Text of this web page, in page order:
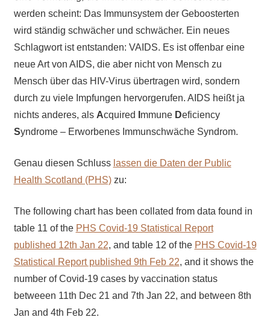
werden scheint: Das Immunsystem der Geboosterten
wird ständig schwächer und schwächer. Ein neues
Schlagwort ist entstanden: VAIDS. Es ist offenbar eine
neue Art von AIDS, die aber nicht von Mensch zu
Mensch über das HIV-Virus übertragen wird, sondern
durch zu viele Impfungen hervorgerufen. AIDS heißt ja
nichts anderes, als Acquired mmune Deficiency
Syndrome – Erworbenes Immunschwäche Syndrom.
Genau diesen Schluss lassen die Daten der Public
Health Scotland (PHS)zu:
The following chart has been collated from data found in
table 11 of the PHS Covid-19 Statistical Report
published 12th Jan 22, and table 12 of the PHS Covid-19
Statistical Report published 9th Feb 22, and it shows the
number of Covid-19 cases by vaccination status
betweeen 11th Dec 21 and 7th Jan 22, and between 8th
Jan and 4th Feb 22.